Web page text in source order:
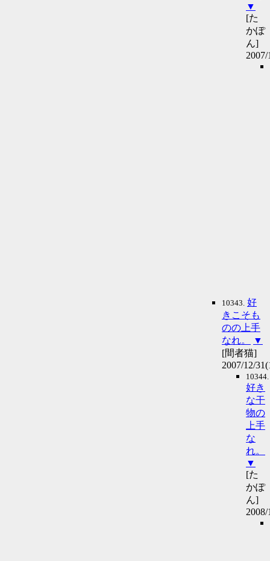
▼
[た
かぽ
ん]
10343. 好
きこそも
のの上手
なれ。
▼
[間者猫]
2007/12/
10344.
好き
な干
物の
上手
な
れ。
▼
[た
かぽ
ん]